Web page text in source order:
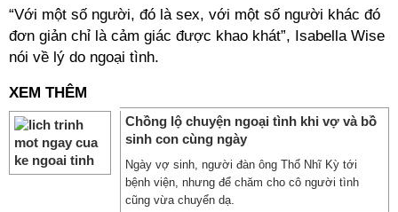
“Với một số người, đó là sex, với một số người khác đó
đơn giản chỉ là cảm giác được khao khát”, Isabella Wise
nói về lý do ngoại tình.
XEM THÊM
Chồng lộ chuyện ngoại tình khi vợ và bồ
sinh con cùng ngày
Ngày vợ sinh, người đàn ông Thổ Nhĩ Kỳ tới
bệnh viện, nhưng để chăm cho cô người tình
cũng vừa chuyển dạ.